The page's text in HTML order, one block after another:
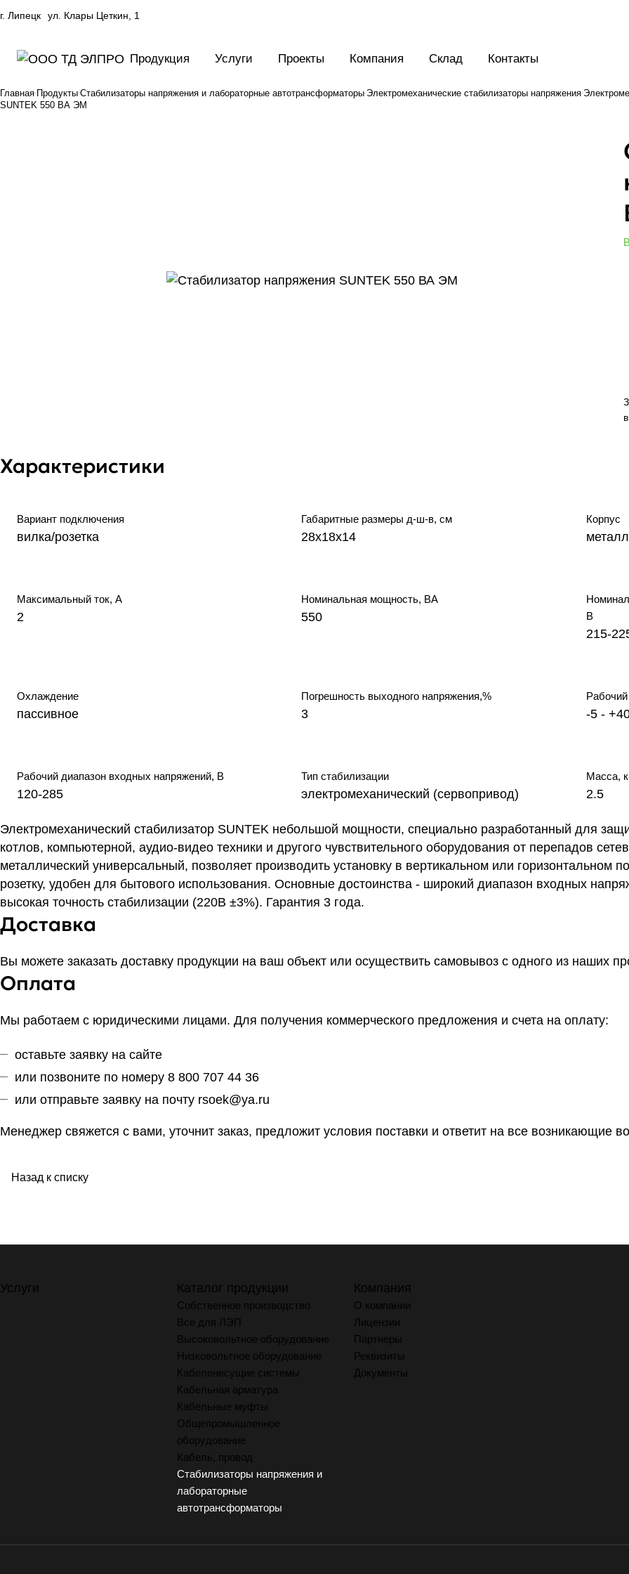
г. Липецк ул. Клары Цеткин, 1
Продукция Услуги Проекты Компания Склад Контакты
Главная Продукты Стабилизаторы напряжения и лабораторные автотрансформаторы Электромеханические стабилизаторы напряжения
SUNTEK 550 ВА ЭМ
Характеристики
Вариант подключения
вилка/розетка
Габаритные размеры д-ш-в, см
28х18х14
Корпус
металл
Максимальный ток, А
2
Номинальная мощность, ВА
550
В
215-
Охлаждение
пассивное
Погрешность выходного напряжения,%
3 -5 -
Рабочий диапазон входных напряжений, В
120-285
Тип стабилизации
электромеханический (сервопривод)
Масса,
2.5
Электромеханический стабилизатор SUNTEK небольшой мощности, специально разработанный для
котлов, компьютерной, аудио-видео техники и другого чувствительного оборудования от перепадов
металлический универсальный, позволяет производить установку в вертикальном или горизонтальном
розетку, удобен для бытового использования. Основные достоинства - широкий диапазон входных
высокая точность стабилизации (220В ±3%). Гарантия 3 года.
Доставка
Вы можете заказать доставку продукции на ваш объект или осуществить самовывоз с одного из наших
Оплата
Мы работаем с юридическими лицами. Для получения коммерческого предложения и счета на оплату:
оставьте заявку на сайте
или позвоните по номеру 8 800 707 44 36
или отправьте заявку на почту rsoek@ya.ru
Менеджер свяжется с вами, уточнит заказ, предложит условия поставки и ответит на все возникающие
Назад к списку
Услуги Каталог продукции
Собственное производство
Все для ЛЭП
Высоковольтное оборудование
Низковольтное оборудование
Кабеленесущие системы
Кабельная арматура
Кабельные муфты
Общепромышленное
оборудование
Кабель, провод
Стабилизаторы напряжения и
лабораторные
автотрансформаторы
Компания
О компании
Лицензии
Партнеры
Реквизиты
Документы